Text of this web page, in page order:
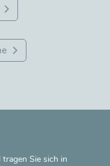
Sie sich in